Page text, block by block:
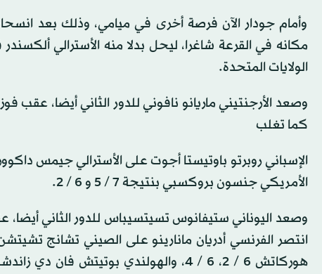
وأمام جودار الآن فرصة أخرى في ميامي، وذلك بعد
مكانه في القرعة شاغرا، ليحل بدلا منه الأسترالي
الولايات المتحدة.
كما تغلب
الأمريكي جنسون بروكسبي بنتيجة 7 / 5 و 6 / 2.